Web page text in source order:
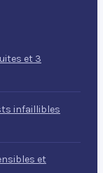
et 3
infaillibles
et